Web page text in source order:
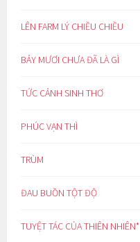
LÊN FARM LÝ CHIỀU CHIỀU
BẢY MƯƠI CHƯA ĐÃ LÀ GÌ
TỨC CẢNH SINH THƠ
PHÚC VẠN THÌ
TRÙM
ĐAU BUỒN TỘT ĐỘ
TUYỆT TÁC CỦA THIÊN NHIÊN*